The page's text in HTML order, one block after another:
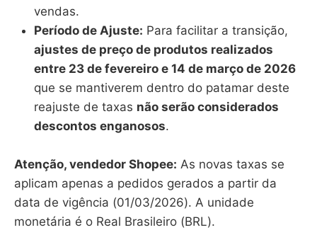
vendas.
Período de Ajuste: Para facilitar a transição,
ajustes de preço de produtos realizados
entre 23 de fevereiro e 14 de março de 2026
que se mantiverem dentro do patamar deste
reajuste de taxas não serão considerados
descontos enganosos.
Atenção, vendedor Shopee: As novas taxas se
aplicam apenas a pedidos gerados a partir da
data de vigência (01/03/2026). A unidade
monetária é o Real Brasileiro (BRL).